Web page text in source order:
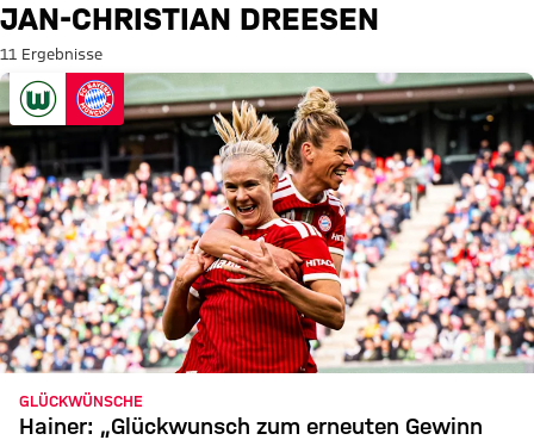
Suche: Jan-Christian Dreesen
JAN-CHRISTIAN DREESEN
11 Ergebnisse
GLÜCKWÜNSCHE
Hainer: „Glückwunsch zum erneuten Gewinn